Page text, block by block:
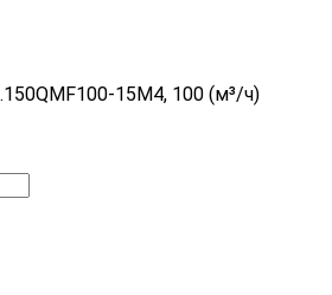
15M4, 100 (м³/ч)